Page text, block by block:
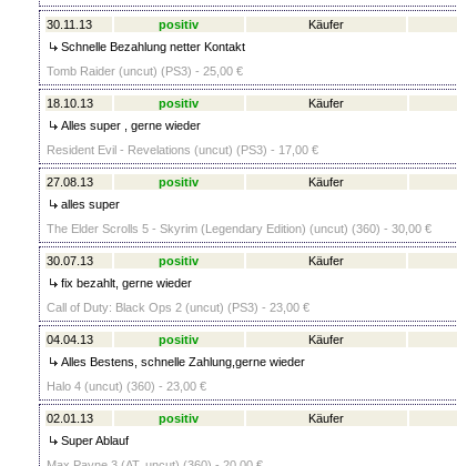
30.11.13 positiv Käufer
Schnelle Bezahlung netter Kontakt
Tomb Raider (uncut) (PS3) - 25,00 €
18.10.13 positiv Käufer
Alles super , gerne wieder
Resident Evil - Revelations (uncut) (PS3) - 17,00 €
27.08.13 positiv Käufer
alles super
The Elder Scrolls 5 - Skyrim (Legendary Edition) (uncut) (360) - 30,00 €
30.07.13 positiv Käufer
fix bezahlt, gerne wieder
Call of Duty: Black Ops 2 (uncut) (PS3) - 23,00 €
04.04.13 positiv Käufer
Alles Bestens, schnelle Zahlung,gerne wieder
Halo 4 (uncut) (360) - 23,00 €
02.01.13 positiv Käufer
Super Ablauf